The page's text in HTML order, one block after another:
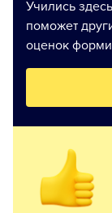
Учились
поможет
оценок